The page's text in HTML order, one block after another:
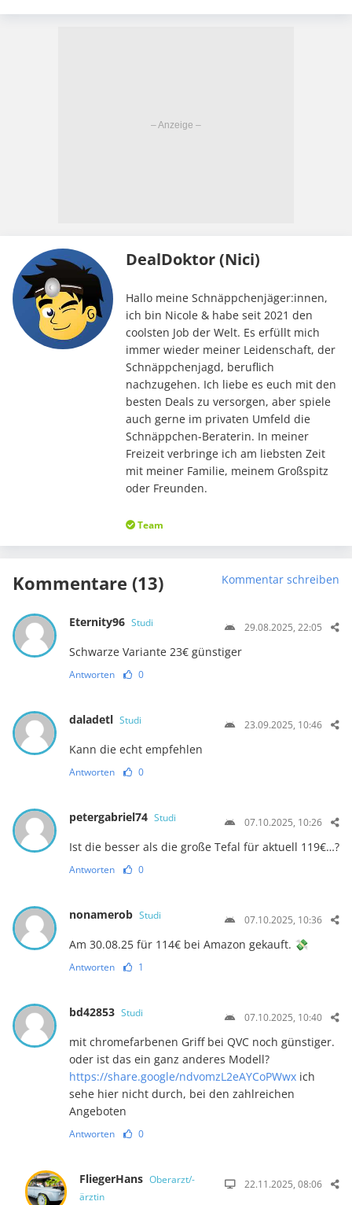
DealDoktor (Nici)
Hallo meine Schnäppchenjäger:innen,
ich bin Nicole & habe seit 2021 den
coolsten Job der Welt. Es erfüllt mich
immer wieder meiner Leidenschaft, der
Schnäppchenjagd, beruflich
nachzugehen. Ich liebe es euch mit den
besten Deals zu versorgen, aber spiele
auch gerne im privaten Umfeld die
Schnäppchen-Beraterin. In meiner
Freizeit verbringe ich am liebsten Zeit
mit meiner Familie, meinem Großspitz
oder Freunden.
Team
Kommentare (13) Kommentar schreiben
Eternity96 Studi 29.08.2025, 22:05
Schwarze Variante 23€ günstiger
Antworten 0
daladetl Studi 23.09.2025, 10:46
Kann die echt empfehlen
Antworten 0
petergabriel74 Studi 07.10.2025, 10:26
Ist die besser als die große Tefal für aktuell 119€…?
Antworten 0
nonamerob Studi 07.10.2025, 10:36
Am 30.08.25 für 114€ bei Amazon gekauft. 💸
Antworten 1
bd42853 Studi 07.10.2025, 10:40
mit chromefarbenen Griff bei QVC noch günstiger.
oder ist das ein ganz anderes Modell?
https://share.google/ndvomzL2eAYCoPWwxich
sehe hier nicht durch, bei den zahlreichen
Angeboten
Antworten 0
FliegerHans Oberarzt/-
ärztin
22.11.2025, 08:06